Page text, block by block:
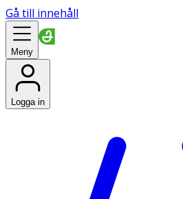
Gå till innehåll
Meny
Logga in